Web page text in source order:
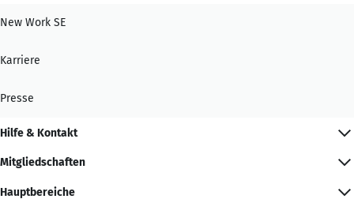
New Work SE
Karriere
Presse
Hilfe & Kontakt
Mitgliedschaften
Hauptbereiche